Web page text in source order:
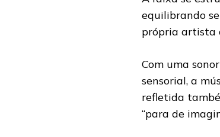
equilibrando
própria artista
Com uma
sensorial, a
refletida
“para de